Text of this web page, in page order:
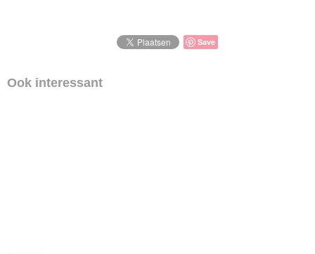
Save
Ook interessant